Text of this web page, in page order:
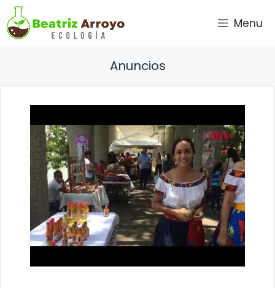
Saltar
al
contenido
Menu
Anuncios